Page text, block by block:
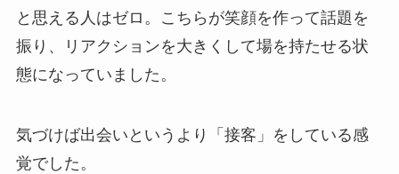
と思える人はゼロ。こちらが笑顔を作って話題を
振り、リアクションを大きくして場を持たせる状
態になっていました。
気づけば出会いというより「接客」をしている感
覚でした。